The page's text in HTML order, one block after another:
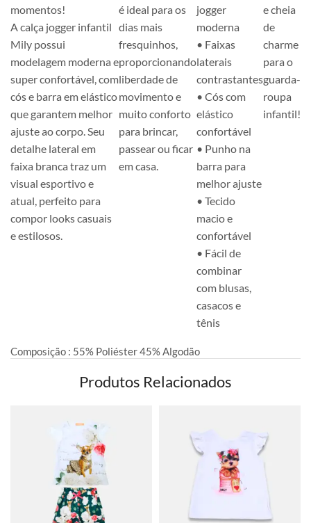
momentos!
A calça jogger infantil
Mily possui
modelagem moderna e
super confortável, com
cós e barra em elástico
que garantem melhor
ajuste ao corpo. Seu
detalhe lateral em
faixa branca traz um
visual esportivo e
atual, perfeito para
compor looks casuais
e estilosos.
é ideal para os
dias mais
fresquinhos,
proporcionando
liberdade de
movimento e
muito conforto
para brincar,
passear ou ficar
em casa.
jogger
moderna
• Faixas
laterais
contrastantes
• Cós com
elástico
confortável
• Punho na
barra para
melhor ajuste
• Tecido
macio e
confortável
• Fácil de
combinar
com blusas,
casacos e
tênis
e cheia
de
charme
para o
guarda-
roupa
infantil!
Composição : 55% Poliéster 45% Algodão
Produtos Relacionados